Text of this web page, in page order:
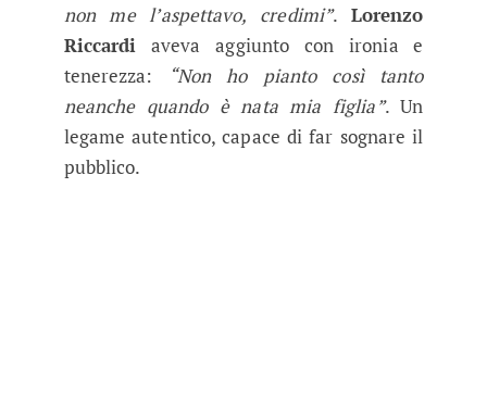
non me l’aspettavo, credimi”. Lorenzo
Riccardi aveva aggiunto con ironia e
tenerezza:
“Non ho pianto così tanto
neanche quando è nata mia figlia”. Un
legame autentico, capace di far sognare il
pubblico.